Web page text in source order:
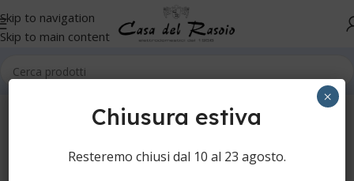
Skip to navigation
Skip to main content
Chiusura estiva
Resteremo chiusi dal 10 al 23 agosto.
×